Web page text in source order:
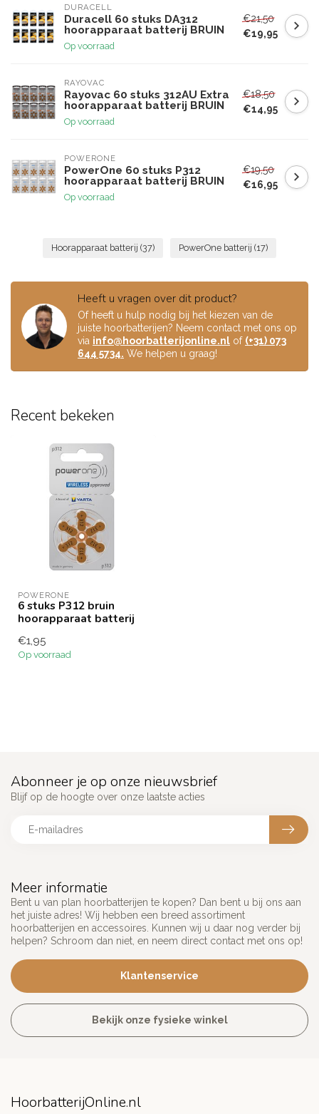
DURACELL
Duracell 60 stuks DA312
hoorapparaat batterij BRUIN
Op voorraad
€21,50
€19,95
RAYOVAC
Rayovac 60 stuks 312AU Extra
hoorapparaat batterij BRUIN
Op voorraad
€18,50
€14,95
POWERONE
PowerOne 60 stuks P312
hoorapparaat batterij BRUIN
Op voorraad
€19,50
€16,95
Hoorapparaat batterij (37) PowerOne batterij (17)
Heeft u vragen over dit product?
Of heeft u hulp nodig bij het kiezen van de
juiste hoorbatterijen? Neem contact met ons op
via info@hoorbatterijonline.nl of (+31) 073
644 5734. We helpen u graag!
Recent bekeken
POWERONE
6 stuks P312 bruin
hoorapparaat batterij
€1,95
Op voorraad
Meer informatie
Bent u van plan hoorbatterijen te kopen? Dan bent u bij ons aan
het juiste adres! Wij hebben een breed assortiment
hoorbatterijen en accessoires. Kunnen wij u daar nog verder bij
helpen? Schroom dan niet, en neem direct contact met ons op!
Klantenservice
Bekijk onze fysieke winkel
Abonneer je op onze nieuwsbrief
Blijf op de hoogte over onze laatste acties
HoorbatterijOnline.nl